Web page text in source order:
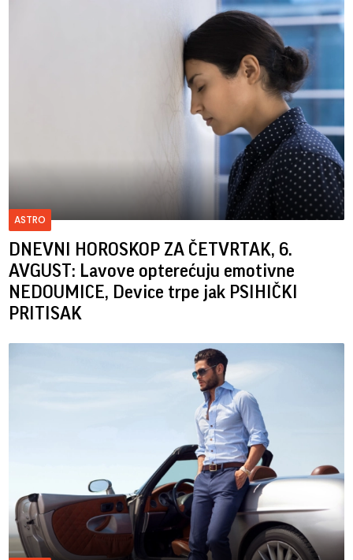
ASTRO
DNEVNI HOROSKOP ZA ČETVRTAK, 6.
AVGUST: Lavove opterećuju emotivne
NEDOUMICE, Device trpe jak PSIHIČKI
PRITISAK